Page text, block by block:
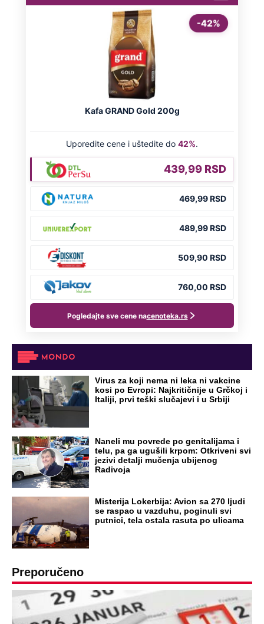
Virus za koji nema ni leka ni vakcine
kosi po Evropi: Najkritičnije u Grčkoj i
Italiji, prvi teški slučajevi i u Srbiji
Naneli mu povrede po genitalijama i
telu, pa ga ugušili krpom: Otkriveni svi
jezivi detalji mučenja ubijenog
Radivoja
Misterija Lokerbija: Avion sa 270 ljudi
se raspao u vazduhu, poginuli svi
putnici, tela ostala rasuta po ulicama
Preporučeno